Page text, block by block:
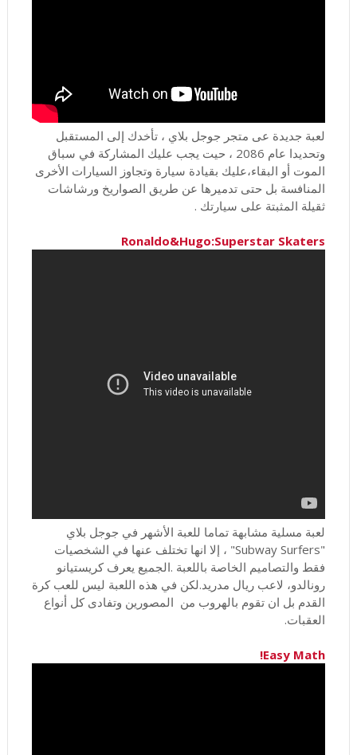
لعبة جديدة عى متجر جوجل بلاي ، تأخدك إلى المستقبل
وتحديدا عام 2086 ، حيت يجب عليك المشاركة في سباق
الموت أو البقاء،عليك بقيادة سيارة وتجاوز السيارات الأخرى
المنافسة بل حتى تدميرها عن طريق الصواريخ ورشاشات
ثقيلة المثبتة على سيارتك .
Ronaldo&Hugo:Superstar Skaters
لعبة مسلية مشابهة تماما للعبة الأشهر في جوجل بلاي
"Subway Surfers" ، إلا انها تختلف عنها في الشخصيات
فقط والتصاميم الخاصة باللعبة .الجميع يعرف كريستيانو
رونالدو، لاعب ريال مدريد.لكن في هذه اللعبة ليس للعب كرة
القدم بل ان تقوم بالهروب من المصورين وتفادى كل أنواع
العقبات.
Easy Math!